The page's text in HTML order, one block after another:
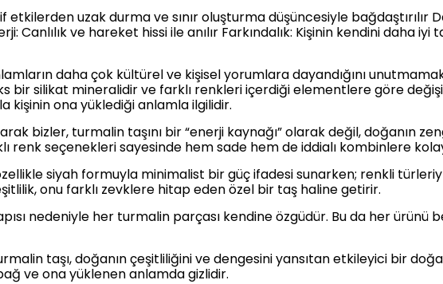
etkilerden uzak durma ve sınır oluşturma düşüncesiyle bağdaştırılır
Canlılık ve hareket hissi ile anılır Farkındalık: Kişinin kendini daha iyi
daha çok kültürel ve kişisel yorumlara dayandığını
bir silikat mineralidir ve farklı renkleri içerdiği elementlere göre
kişinin ona yüklediği anlamla ilgilidir.
bizler, turmalin taşını bir “enerji kaynağı” olarak değil, doğanın
renk seçenekleri sayesinde hem sade hem de iddialı kombinlere
siyah formuyla minimalist bir güç ifadesi sunarken; renkli
onu farklı zevklere hitap eden özel bir taş haline getirir.
nedeniyle her turmalin parçası kendine özgüdür. Bu da her ürünü
taşı, doğanın çeşitliliğini ve dengesini yansıtan etkileyici bir
ve ona yüklenen anlamda gizlidir.